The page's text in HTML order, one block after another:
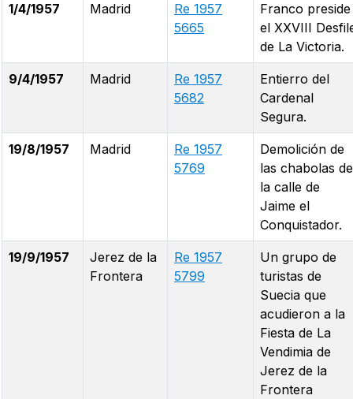
1/4/1957 Madrid
Re 1957
5665
Franco preside
el XXVIII
de La Victoria.
9/4/1957 Madrid
Re 1957
5682
Entierro del
Cardenal
Segura.
19/8/1957 Madrid
Re 1957
5769
Demolición de
las chabolas de
la calle de
Jaime el
Conquistador.
19/9/1957
Jerez de la
Frontera
Re 1957
5799
Un grupo de
turistas de
Suecia que
acudieron a la
Fiesta de La
Vendimia de
Jerez de la
Frontera